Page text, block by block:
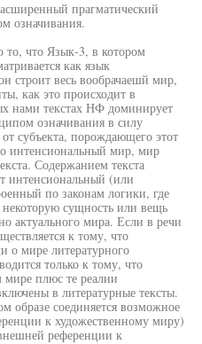
прагматический
означивания.
то, что Язык-3, в котором
как язык
строит весь вообрачаешй мир,
как это происходит в
нами текстах НФ доминирует
означивания в силу
субъекта, порождающего этот
интенсиональный мир, мир
Содержанием текста
интенсиональный (или
по законам логики, где
сущность или вещь
актуального мира. Если в речи
к тому, что
о мире литературного
только к тому, что
плюс те реалии
в литературные тексты.
образе соединяется возможное
к художественному миру)
референции к